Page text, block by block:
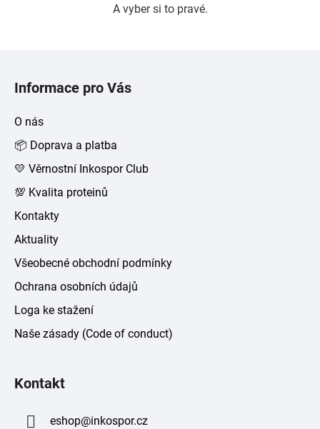
A vyber si to pravé.
Informace pro Vás
O nás
📦 Doprava a platba
💛 Věrnostní Inkospor Club
💯 Kvalita proteinů
Kontakty
Aktuality
Všeobecné obchodní podmínky
Ochrana osobních údajů
Loga ke stažení
Naše zásady (Code of conduct)
Kontakt
eshop@inkospor.cz